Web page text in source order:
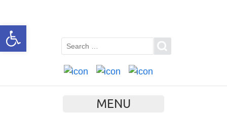
Open toolbar
MENU